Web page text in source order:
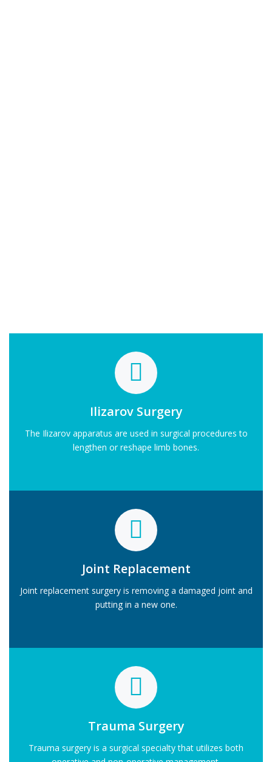
Ilizarov Surgery
The Ilizarov apparatus are used in surgical procedures to
lengthen or reshape limb bones.
Joint Replacement
Joint replacement surgery is removing a damaged joint and
putting in a new one.
Trauma Surgery
Trauma surgery is a surgical specialty that utilizes both